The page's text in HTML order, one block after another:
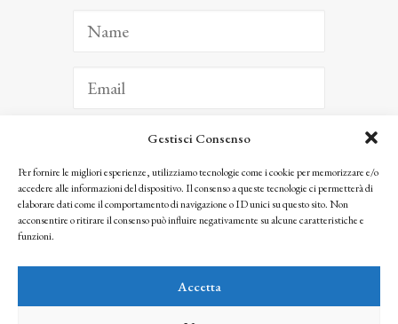
Gestisci Consenso
Per fornire le migliori esperienze, utilizziamo tecnologie come i cookie per memorizzare e/o
accedere alle informazioni del dispositivo. Il consenso a queste tecnologie ci permetterà di
elaborare dati come il comportamento di navigazione o ID unici su questo sito. Non
acconsentire o ritirare il consenso può influire negativamente su alcune caratteristiche e
funzioni.
Accetta
ISCRIVITI
Facendo clic per iscriverti, riconosci che le tue informazioni saranno trattate
seguendo la nostra Privacy Policy
© 2025 Istituto Matteucci. All right reserved
l’autorizzazione scritta dei proprietari dei diritti e dell’Istituto Matteucci